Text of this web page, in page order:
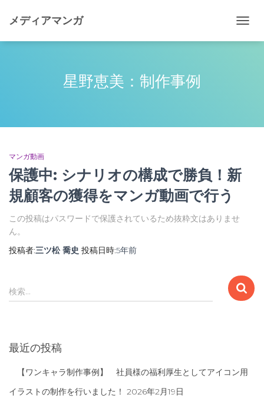
メディアマンガ
ビ
星野恵美：制作事例
マンガ動画
保護中: シナリオの構成で勝負！新
規顧客の獲得をマンガ動画で行う
この投稿はパスワードで保護されているため抜粋文はありませ
ん。
投稿者:三ツ松 喬史 投稿日時:5年前
検
索
検索…
最近の投稿
【ワンキャラ制作事例】 社員様の福利厚生としてアイコン用
イラストの制作を行いました！ 2026年2月19日